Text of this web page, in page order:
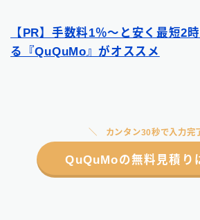
【PR】手数料1％〜と安く最短2
る『QuQuMo』がオススメ
カンタン30秒で入力完
QuQuMoの無料見積り